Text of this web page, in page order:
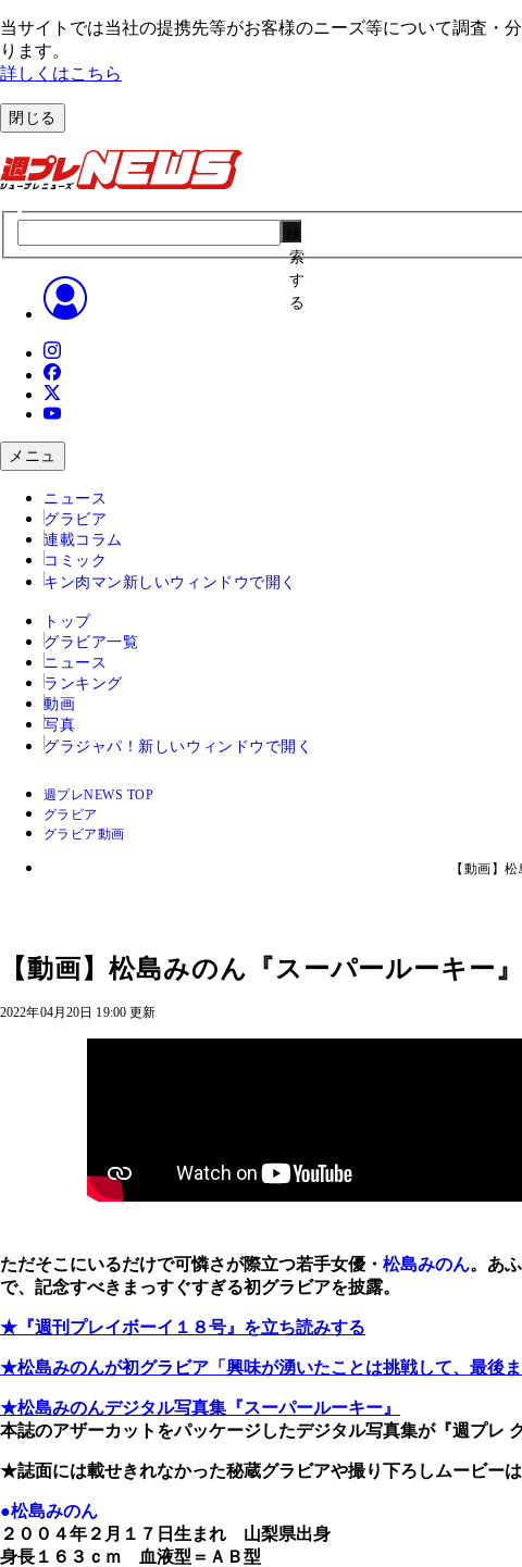
当サイトでは当社の提携先等がお客様のニーズ等について調査・
ります。
詳しくはこちら
閉じる
索
す
る
メニュ
ニュース
グラビア
連載コラム
コミック
キン肉マン 新しいウィンドウで開く
トップ
グラビア一覧
ニュース
ランキング
動画
写真
グラジャパ！ 新しいウィンドウで開く
週プレNEWS TOP
グラビア
グラビア動画
【動画】
【動画】松島みのん『スーパールーキー
2022年04月20日 19:00 更新
ただそこにいるだけで可憐さが際立つ若手女優・ 松島みのん。あ
で、記念すべきまっすぐすぎる初グラビアを披露。
★『週刊プレイボーイ１８号』を立ち読みする
★松島みのんが初グラビア「興味が湧いたことは挑戦して、最後ま
★松島みのんデジタル写真集『スーパールーキー』
本誌のアザーカットをパッケージしたデジタル写真集が『週プレ
★誌面には載せきれなかった秘蔵グラビアや撮り下ろしムービーは
●松島みのん
２００４年２月１７日生まれ 山梨県出身
身長１６３ｃｍ 血液型＝ＡＢ型